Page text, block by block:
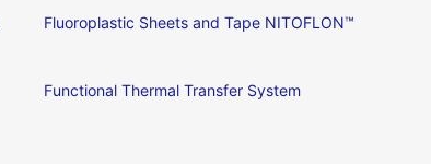
Fluoroplastic Sheets and Tape NITOFLON™
Functional Thermal Transfer System